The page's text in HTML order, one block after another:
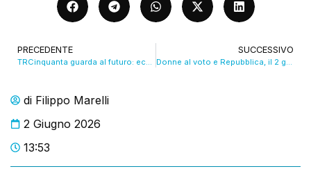
di Filippo Marelli
2 Giugno 2026
13:53
PRECEDENTE
TRCinquanta guarda al futuro: ecco Franchino, robot superstar. VIDEO
SUCCESSIVO
Donne al voto e Repubblica, il 2 giugno in piazza Roma. VIDEO